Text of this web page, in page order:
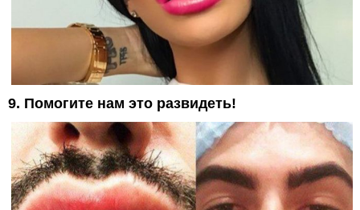
9. Помогите нам это развидеть!